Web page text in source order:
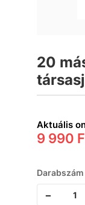
20
Aktuális
9 990
Darabszám
-